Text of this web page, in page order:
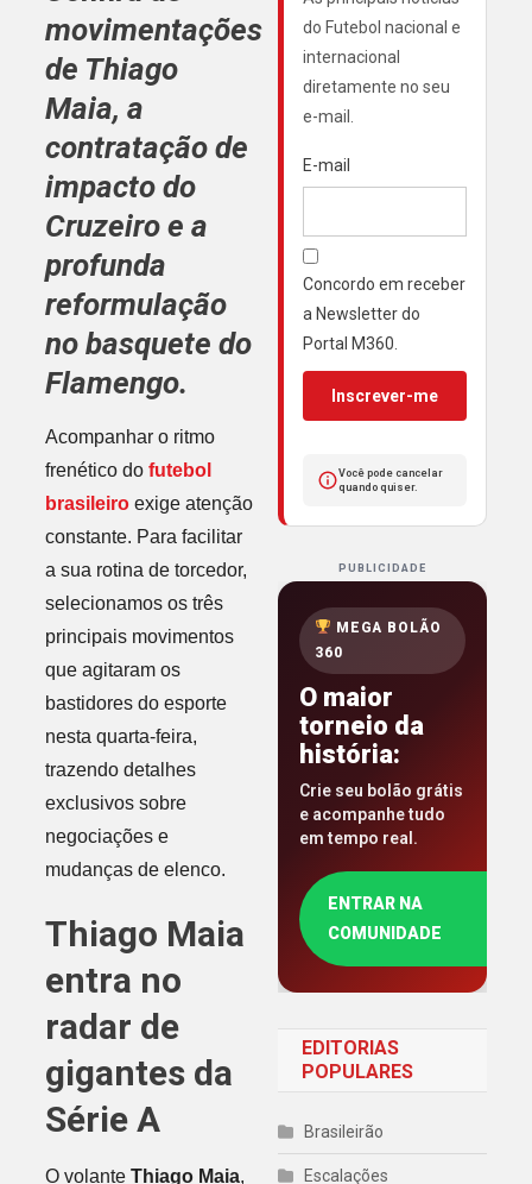
movimentações
de Thiago
Maia, a
contratação de
impacto do
Cruzeiroe a
profunda
reformulação
no basquete do
Flamengo.
Acompanhar o ritmo
frenético do futebol
brasileiroexige atenção
constante. Para facilitar
a sua rotina de torcedor,
selecionamos os três
principais movimentos
que agitaram os
bastidores do esporte
nesta quarta-feira,
trazendo detalhes
exclusivos sobre
negociações e
mudanças de elenco.
Thiago Maia
entra no
radar de
gigantes da
Série A
O volante Thiago Maia,
do Futebol nacional e
internacional
diretamente no seu
e-mail.
E-mail
Concordo em receber
a Newsletter do
Portal M360.
Inscrever-me
Você pode cancelar
quando quiser.
PUBLICIDADE
MEGA BOLÃO
360
O maior
torneio da
história:
Crie seu bolão grátis
e acompanhe tudo
em tempo real.
ENTRAR NA
COMUNIDADE
EDITORIAS
POPULARES
Brasileirão
Escalações